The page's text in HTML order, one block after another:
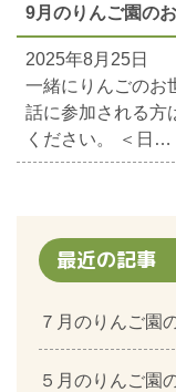
9月のりんご園の
2025年8月25日
一緒にりんごのお
話に参加される方
ください。 ＜日…
最近の記事
７月のりんご園
５月のりんご園